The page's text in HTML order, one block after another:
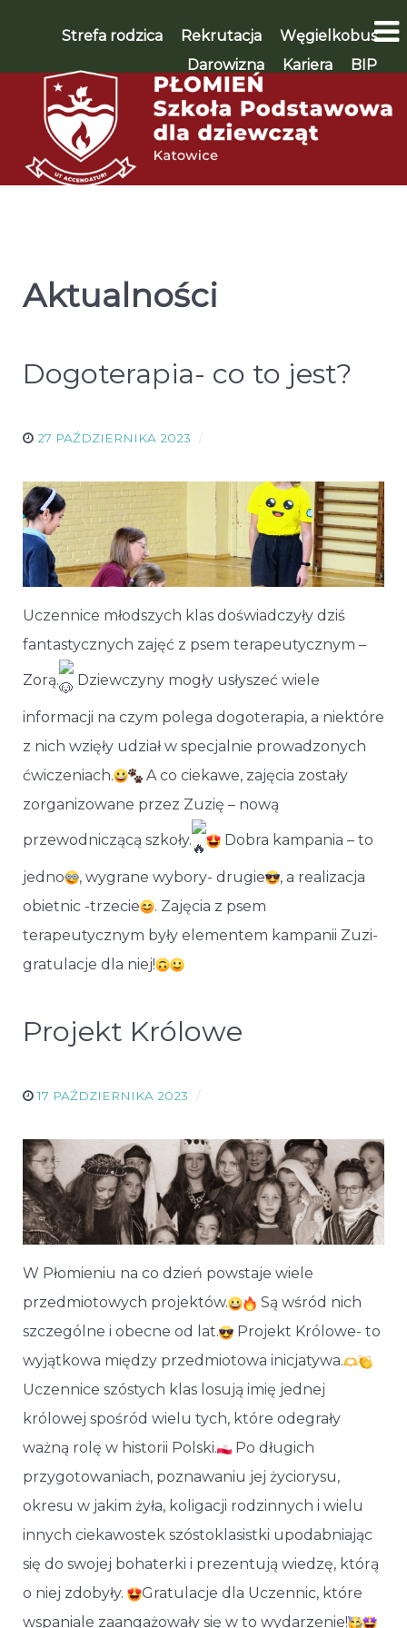
Strefa rodzica Rekrutacja
Węgielkobus
Darowizna
Kariera BIP
WSPIERAM 🡪
Aktualności
Dogoterapia- co to jest?
27 PAŹDZIERNIKA 2023
Uczennice młodszych klas doświadczyły dziś
fantastycznych zajęć z psem terapeutycznym –
Zorą. Dziewczyny mogły usłyszeć wiele
informacji na czym polega dogoterapia, a niektóre
z nich wzięły udział w specjalnie prowadzonych
ćwiczeniach.
A co ciekawe, zajęcia zostały
zorganizowane przez Zuzię – nową
przewodniczącą szkoły. Dobra kampania – to
jedno , wygrane wybory- drugie
, a realizacja
obietnic -trzecie
. Zajęcia z psem
terapeutycznym były elementem kampanii Zuzi-
gratulacje dla niej!
Projekt Królowe
17 PAŹDZIERNIKA 2023
W Płomieniu na co dzień powstaje wiele
przedmiotowych projektów.
Są wśród nich
szczególne i obecne od lat.
Projekt Królowe- to
wyjątkowa między przedmiotowa inicjatywa.
Uczennice szóstych klas losują imię jednej
królowej spośród wielu tych, które odegrały
ważną rolę w historii Polski.
Po długich
przygotowaniach, poznawaniu jej życiorysu,
okresu w jakim żyła, koligacji rodzinnych i wielu
innych ciekawostek szóstoklasistki upodabniając
się do swojej bohaterki i prezentują wiedzę, którą
o niej zdobyły.
Gratulacje dla Uczennic, które
wspaniale zaangażowały się w to wydarzenie!